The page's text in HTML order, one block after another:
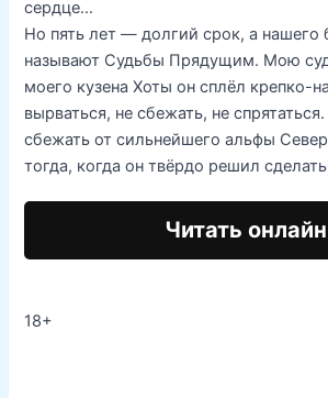
сердце…
Но пять лет — долгий срок, а нашего
называют Судьбы Прядущим. Мою
моего кузена Хоты он сплёл крепко-
вырваться, не сбежать, не
сбежать от сильнейшего альфы
тогда, когда он твёрдо решил
Читать онлайн
18+